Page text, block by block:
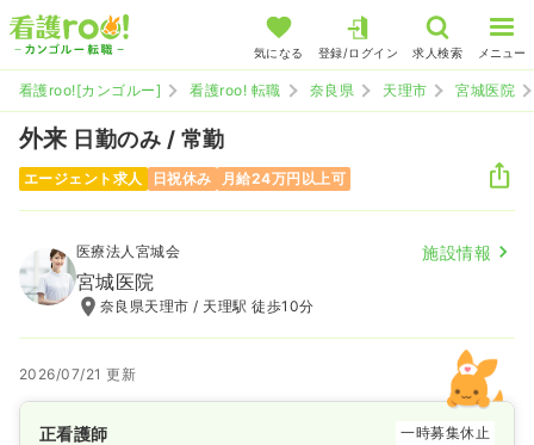
気になる 登録/ログイン 求人検索 メニュー
看護roo![カンゴルー] 看護roo! 転職 奈良県 天理市 宮城医院
外来 日勤のみ / 常勤
エージェント求人 日祝休み 月給24万円以上可
医療法人宮城会 施設情報
宮城医院
奈良県天理市 / 天理駅 徒歩10分
2026/07/21 更新
正看護師 一時募集休止